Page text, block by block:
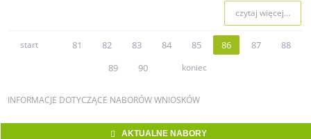
czytaj więcej...
start 81 82 83 84 85 86 87
88
89
90 koniec
INFORMACJE DOTYCZĄCE NABORÓW WNIOSKÓW
AKTUALNE NABORY